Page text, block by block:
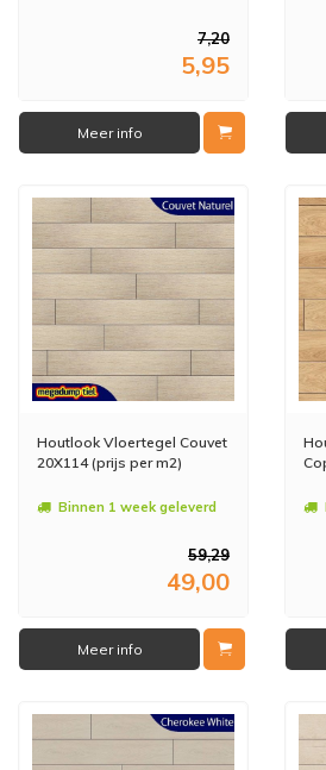
7,20
5,95
Meer info
Houtlook Vloertegel Couvet
20X114 (prijs per m2)
Binnen 1 week geleverd
59,29
49,00
Meer info